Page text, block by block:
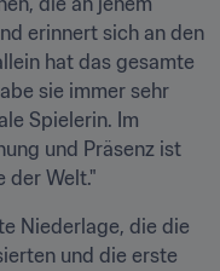
erinnert sich an den
hat das gesamte
sie immer sehr
Spielerin. Im
und Präsenz ist
der Welt."
Niederlage, die die
und die erste